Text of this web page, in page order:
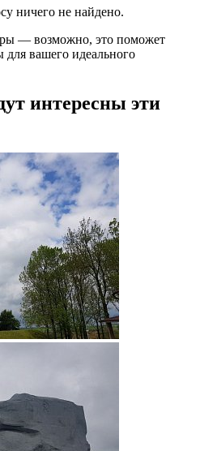
ничего не найдено.
— возможно, это поможет
вашего идеального
интересны эти